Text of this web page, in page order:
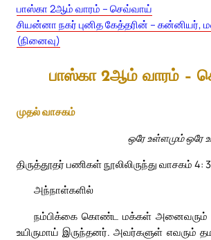
பாஸ்கா 2ஆம் வாரம் – செவ்வாய்
சியன்னா நகர் புனித கேத்தரின் – கன்னியர்,
(நினைவு)
பாஸ்கா 2ஆம் வாரம் –
முதல் வாசகம்
ஒரே உள்ளமும் ஒரே
திருத்தூதர் பணிகள் நூலிலிருந்து வாசகம் 4:
அந்நாள்களில்
நம்பிக்கை கொண்ட மக்கள் அனைவரும்
உயிருமாய் இருந்தனர். அவர்களுள் எவரும்